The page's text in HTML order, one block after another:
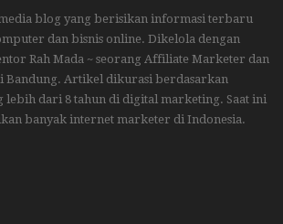
blog yang berisikan informasi terbaru
dan bisnis online. Dikelola dengan
Rah Mada ~ seorang Affiliate Marketer dan
Bandung. Artikel dikurasi berdasarkan
lebih dari 8 tahun di digital marketing. Saat ini
banyak internet marketer di Indonesia.